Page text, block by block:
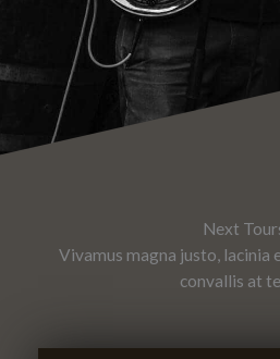
Next
Vivamus magna justo, lacinia
convallis at